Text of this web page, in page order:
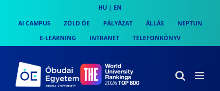
content
HU | EN
AI CAMPUS
ZÖLD ÓE PÁLYÁZAT ÁLLÁS
NEPTUN
E-LEARNING
INTRANET TELEFONKÖNYV